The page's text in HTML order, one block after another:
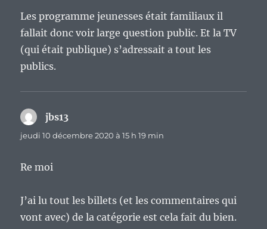
Les programme jeunesses était familiaux il
fallait donc voir large question public. Et la TV
(qui était publique) s’adressait a tout les
publics.
jbs13
jeudi 10 décembre 2020 à 15 h 19 min
Re moi
J’ai lu tout les billets (et les commentaires qui
vont avec) de la catégorie est cela fait du bien.